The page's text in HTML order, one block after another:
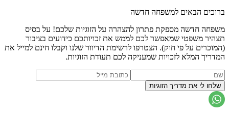
ברוכים הבאים למשפחה חדשה
משפחה חדשה מספקת פתרון להצהרה על הזוגיות שלכם! על בסיס
תצהיר משפטי שמאפשר לכם לממש את זכויותכם כידועים בציבור
(המוכרים על פי חוק). הצטרפו לרשימת הדיוור שלנו וקבלו חינם למייל את
המדריך המלא לזכויות שמעניקה לכם תעודת הזוגיות.